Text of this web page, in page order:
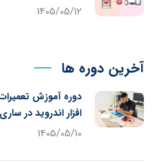
1405/05/12
آخرین دوره ها
دوره آموزش
افزار اندروید در
1405/05/10